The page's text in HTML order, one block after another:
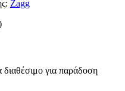
Zagg
για παράδοση